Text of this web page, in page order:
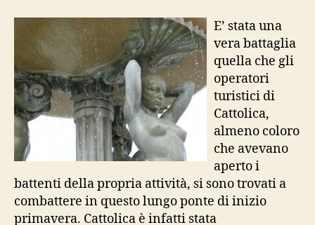
maggio
ferragostano
E’ stata una
vera battaglia
quella che gli
operatori
turistici di
Cattolica,
almeno coloro
che avevano
aperto i
battenti della propria attività, si sono trovati a
combattere in questo lungo ponte di inizio
primavera. Cattolica è infatti stata